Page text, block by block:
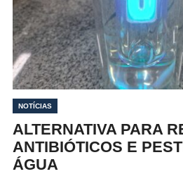
NOTÍCIAS
ALTERNATIVA PARA
ANTIBIÓTICOS E
ÁGUA